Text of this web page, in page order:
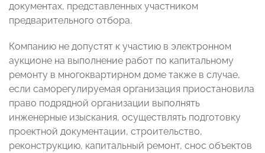
документах, представленных участником
предварительного отбора.
Компанию не допустят к участию в электронном
аукционе на выполнение работ по капитальному
ремонту в многоквартирном доме также в случае,
если саморегулируемая организация приостановила
право подрядной организации выполнять
инженерные изыскания, осуществлять подготовку
проектной документации, строительство,
реконструкцию, капитальный ремонт, снос объектов